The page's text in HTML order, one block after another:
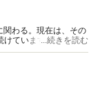
関わる。現在は、その
けています。...続きを読む